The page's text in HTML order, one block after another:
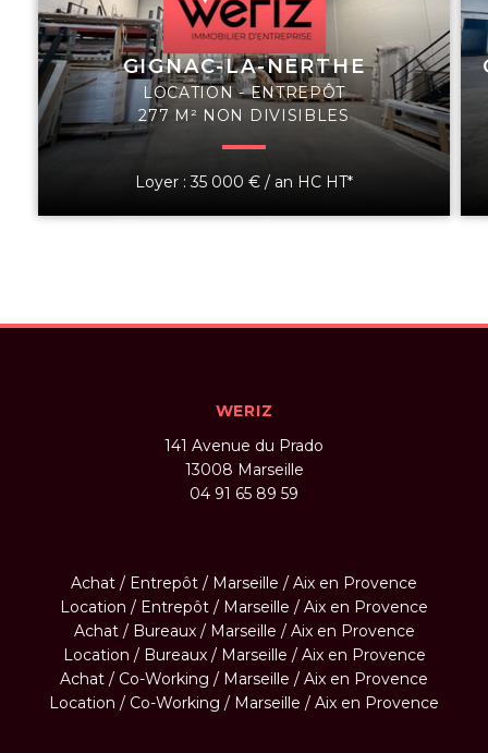
GIGNAC-LA-NERTHE
LOCATION - ENTREPÔT
277 M² NON DIVISIBLES
Loyer : 35 000 € / an HC HT*
WERIZ
141 Avenue du Prado
13008 Marseille
04 91 65 89 59
Achat / Entrepôt / Marseille / Aix en Provence
Location / Entrepôt / Marseille / Aix en Provence
Achat / Bureaux / Marseille / Aix en Provence
Location / Bureaux / Marseille / Aix en Provence
Achat / Co-Working / Marseille / Aix en Provence
Location / Co-Working / Marseille / Aix en Provence